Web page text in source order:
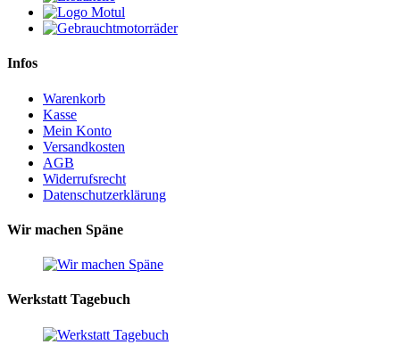
Infos
Warenkorb
Kasse
Mein Konto
Versandkosten
AGB
Widerrufsrecht
Datenschutzerklärung
Wir machen Späne
Werkstatt Tagebuch